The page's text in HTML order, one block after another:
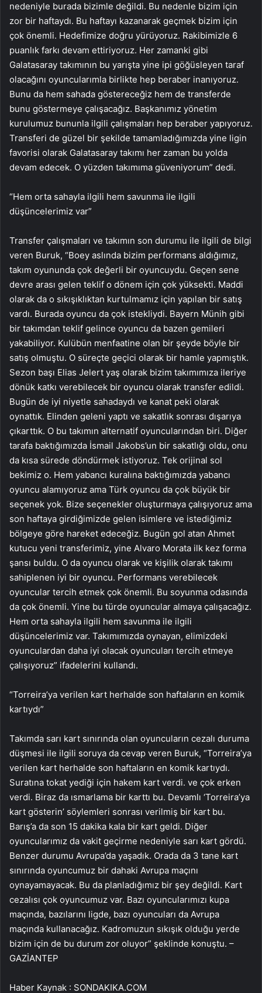
nedeniyle burada bizimle değildi. Bu nedenle bizim için
zor bir haftaydı. Bu haftayı kazanarak geçmek bizim için
çok önemli. Hedefimize doğru yürüyoruz. Rakibimizle 6
puanlık farkı devam ettiriyoruz. Her zamanki gibi
Galatasaray takımının bu yarışta yine ipi göğüsleyen taraf
olacağını oyuncularımla birlikte hep beraber inanıyoruz.
Bunu da hem sahada göstereceğiz hem de transferde
bunu göstermeye çalışacağız. Başkanımız yönetim
kurulumuz bununla ilgili çalışmaları hep beraber yapıyoruz.
Transferi de güzel bir şekilde tamamladığımızda yine ligin
favorisi olarak Galatasaray takımı her zaman bu yolda
devam edecek. O yüzden takımıma güveniyorum” dedi.
“Hem orta sahayla ilgili hem savunma ile ilgili
düşüncelerimiz var”
Transfer çalışmaları ve takımın son durumu ile ilgili de bilgi
veren Buruk, “Boey aslında bizim performans aldığımız,
takım oyununda çok değerli bir oyuncuydu. Geçen sene
devre arası gelen teklif o dönem için çok yüksekti. Maddi
olarak da o sıkışıklıktan kurtulmamız için yapılan bir satış
vardı. Burada oyuncu da çok istekliydi. Bayern Münih gibi
bir takımdan teklif gelince oyuncu da bazen gemileri
yakabiliyor. Kulübün menfaatine olan bir şeyde böyle bir
satış olmuştu. O süreçte geçici olarak bir hamle yapmıştık.
Sezon başı Elias Jelert yaş olarak bizim takımımıza ileriye
dönük katkı verebilecek bir oyuncu olarak transfer edildi.
Bugün de iyi niyetle sahadaydı ve kanat peki olarak
oynattık. Elinden geleni yaptı ve sakatlık sonrası dışarıya
çıkarttık. O bu takımın alternatif oyuncularından biri. Diğer
tarafa baktığımızda İsmail Jakobs’un bir sakatlığı oldu, onu
da kısa sürede döndürmek istiyoruz. Tek orijinal sol
bekimiz o. Hem yabancı kuralına baktığımızda yabancı
oyuncu alamıyoruz ama Türk oyuncu da çok büyük bir
seçenek yok. Bize seçenekler oluşturmaya çalışıyoruz ama
son haftaya girdiğimizde gelen isimlere ve istediğimiz
bölgeye göre hareket edeceğiz. Bugün gol atan Ahmet
kutucu yeni transferimiz, yine Alvaro Morata ilk kez forma
şansı buldu. O da oyuncu olarak ve kişilik olarak takımı
sahiplenen iyi bir oyuncu. Performans verebilecek
oyuncular tercih etmek çok önemli. Bu soyunma odasında
da çok önemli. Yine bu türde oyuncular almaya çalışacağız.
Hem orta sahayla ilgili hem savunma ile ilgili
düşüncelerimiz var. Takımımızda oynayan, elimizdeki
oyunculardan daha iyi olacak oyuncuları tercih etmeye
çalışıyoruz” ifadelerini kullandı.
“Torreira’ya verilen kart herhalde son haftaların en komik
kartıydı”
Takımda sarı kart sınırında olan oyuncuların cezalı duruma
düşmesi ile ilgili soruya da cevap veren Buruk, “Torreira’ya
verilen kart herhalde son haftaların en komik kartıydı.
Suratına tokat yediği için hakem kart verdi. ve çok erken
verdi. Biraz da ısmarlama bir karttı bu. Devamlı ‘Torreira’ya
kart gösterin’ söylemleri sonrası verilmiş bir kart bu.
Barış’a da son 15 dakika kala bir kart geldi. Diğer
oyuncularımız da vakit geçirme nedeniyle sarı kart gördü.
Benzer durumu Avrupa’da yaşadık. Orada da 3 tane kart
sınırında oyuncumuz bir dahaki Avrupa maçını
oynayamayacak. Bu da planladığımız bir şey değildi. Kart
cezalısı çok oyuncumuz var. Bazı oyuncularımızı kupa
maçında, bazılarını ligde, bazı oyuncuları da Avrupa
maçında kullanacağız. Kadromuzun sıkışık olduğu yerde
bizim için de bu durum zor oluyor” şeklinde konuştu. –
GAZİANTEP
Haber Kaynak : SONDAKIKA.COM